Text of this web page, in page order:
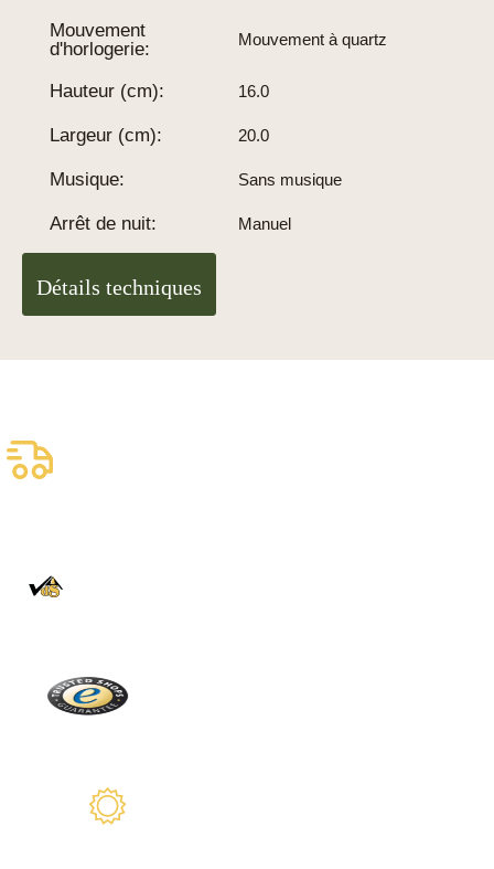
Mouvement
d'horlogerie:
Mouvement à quartz
Hauteur (cm): 16.0
Largeur (cm): 20.0
Musique: Sans musique
Arrêt de nuit: Manuel
Détails techniques